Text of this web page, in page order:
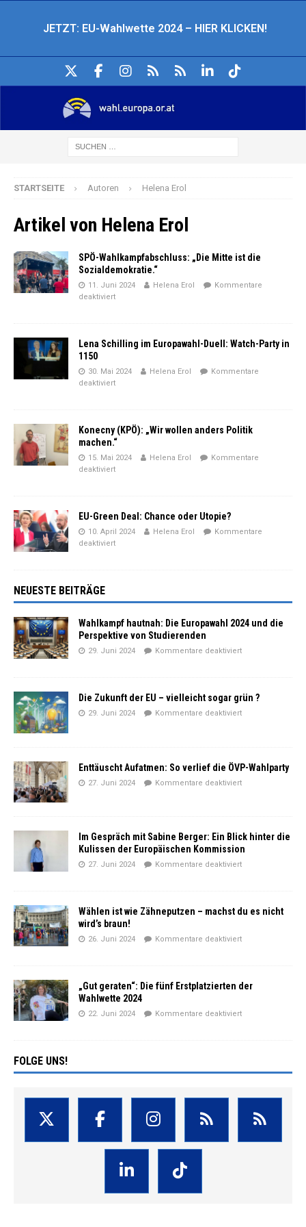
JETZT: EU-Wahlwette 2024 – HIER KLICKEN!
STARTSEITE Autoren Helena Erol
Artikel von Helena Erol
SPÖ-Wahlkampfabschluss: „Die Mitte ist die
Sozialdemokratie.“
11. Juni 2024 Helena Erol
Kommentare
deaktiviert
Lena Schilling im Europawahl-Duell: Watch-Party in
1150
30. Mai 2024 Helena Erol
Kommentare
deaktiviert
Konecny (KPÖ): „Wir wollen anders Politik
machen.“
15. Mai 2024 Helena Erol
Kommentare
deaktiviert
EU-Green Deal: Chance oder Utopie?
10. April 2024 Helena Erol
Kommentare
deaktiviert
NEUESTE BEITRÄGE
Wahlkampf hautnah: Die Europawahl 2024 und die
Perspektive von Studierenden
29. Juni 2024 Kommentare deaktiviert
Die Zukunft der EU – vielleicht sogar grün ?
29. Juni 2024 Kommentare deaktiviert
Enttäuscht Aufatmen: So verlief die ÖVP-Wahlparty
27. Juni 2024 Kommentare deaktiviert
Im Gespräch mit Sabine Berger: Ein Blick hinter die
Kulissen der Europäischen Kommission
27. Juni 2024 Kommentare deaktiviert
Wählen ist wie Zähneputzen – machst du es nicht
wird’s braun!
26. Juni 2024 Kommentare deaktiviert
„Gut geraten“: Die fünf Erstplatzierten der
Wahlwette 2024
22. Juni 2024 Kommentare deaktiviert
FOLGE UNS!